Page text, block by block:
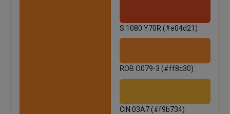
S 1080 Y70R (#e04d21)
ROB O079-3 (#ff8c30)
CIN 03A7 (#f9b734)